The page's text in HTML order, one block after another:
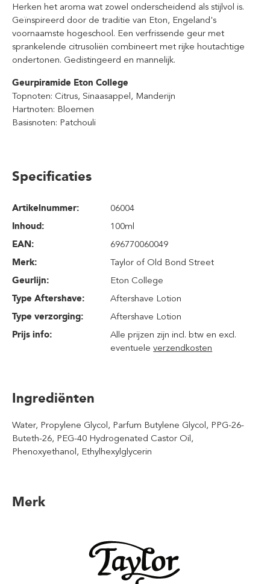
Herken het aroma wat zowel onderscheidend als stijlvol is.
Geïnspireerd door de traditie van Eton, Engeland's
voornaamste hogeschool. Een verfrissende geur met
sprankelende citrusoliën combineert met rijke houtachtige
ondertonen. Gedistingeerd en mannelijk.
Geurpiramide Eton College
Topnoten: Citrus, Sinaasappel, Manderijn
Hartnoten: Bloemen
Basisnoten: Patchouli
Specificaties
Artikelnummer:
06004
Inhoud:
100ml
EAN:
696770060049
Merk:
Taylor of Old Bond Street
Geurlijn:
Eton College
Type Aftershave:
Aftershave Lotion
Type verzorging:
Aftershave Lotion
Prijs info:
Alle prijzen zijn incl. btw en excl.
eventueleverzendkosten
Ingrediënten
Water, Propylene Glycol, Parfum Butylene Glycol, PPG-26-
Buteth-26, PEG-40 Hydrogenated Castor Oil,
Phenoxyethanol, Ethylhexylglycerin
Merk